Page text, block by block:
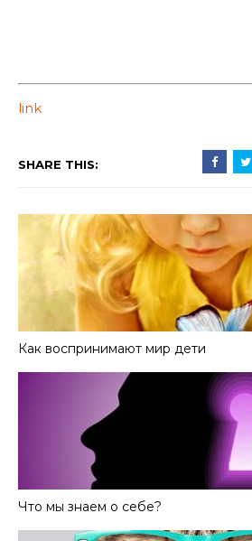
link
SHARE THIS:
Как воспринимают мир дети
Что мы знаем о себе?